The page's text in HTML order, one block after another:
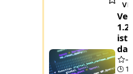
ist
da
🕒 1